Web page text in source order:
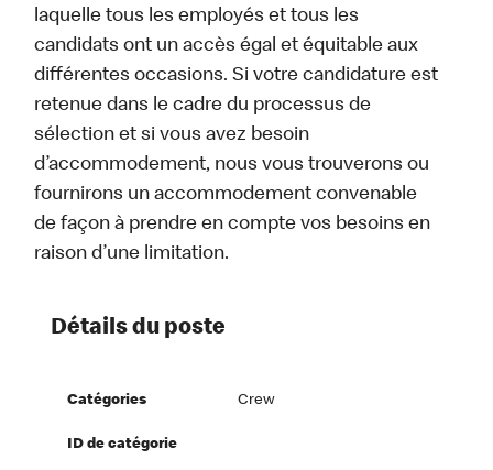
laquelle tous les employés et tous les
candidats ont un accès égal et équitable aux
différentes occasions. Si votre candidature est
retenue dans le cadre du processus de
sélection et si vous avez besoin
d’accommodement, nous vous trouverons ou
fournirons un accommodement convenable
de façon à prendre en compte vos besoins en
raison d’une limitation.
Détails du poste
Catégories Crew
ID de catégorie